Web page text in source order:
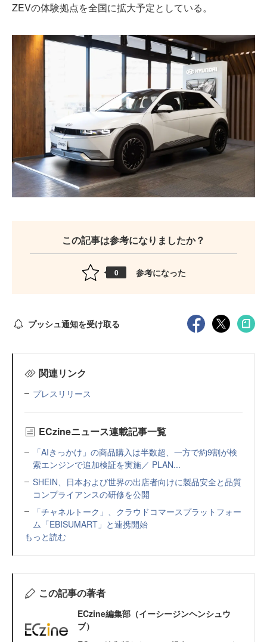
ZEVの体験拠点を全国に拡大予定としている。
この記事は参考になりましたか？
0 参考になった
プッシュ通知を受け取る
関連リンク
プレスリリース
ECzineニュース連載記事一覧
「AIきっかけ」の商品購入は半数超、一方で約9割が検
索エンジンで追加検証を実施／ PLAN...
SHEIN、日本および世界の出店者向けに製品安全と品質
コンプライアンスの研修を公開
「チャネルトーク」、クラウドコマースプラットフォー
ム「EBISUMART」と連携開始
もっと読む
この記事の著者
ECzine編集部（イーシージンヘンシュウ
ブ）